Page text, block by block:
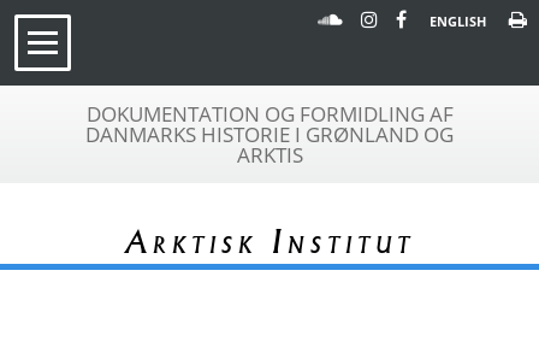
ENGLISH
DOKUMENTATION OG FORMIDLING AF
DANMARKS HISTORIE I GRØNLAND OG
ARKTIS
Arktisk Institut